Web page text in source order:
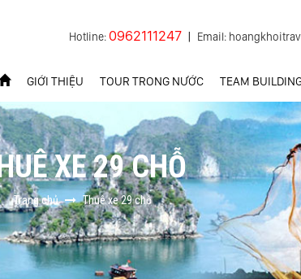
Hotline:0962111247 Email:
GIỚI THIỆU TOUR TRONG NƯỚC TEAM
XE 29 CHỖ
Trang chủ Thuê xe 29 chỗ